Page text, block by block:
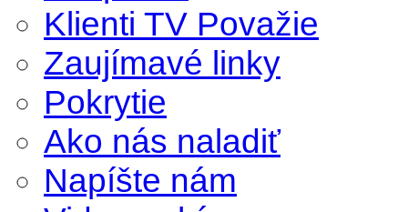
Klienti TV Považie
Zaujímavé linky
Pokrytie
Ako nás naladiť
Napíšte nám